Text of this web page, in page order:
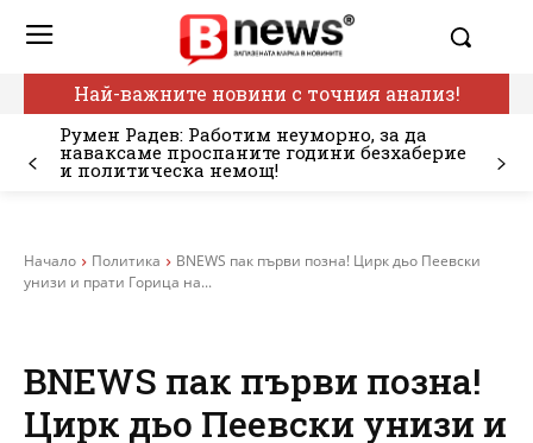
Най-важните новини с точния анализ!
Румен Радев: Работим неуморно, за да
наваксаме проспаните години безхаберие
и политическа немощ!
Начало Политика
BNEWS пак първи позна! Цирк дьо Пеевски
унизи и прати Горица на...
BNEWS пак първи позна!
Цирк дьо Пеевски унизи и